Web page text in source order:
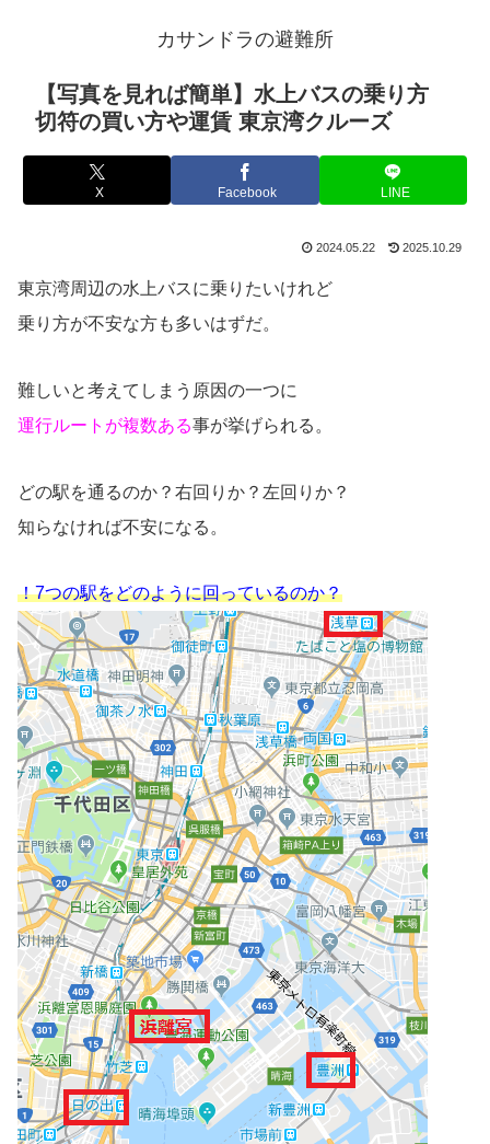
カサンドラの避難所
【写真を見れば簡単】水上バスの乗り方
切符の買い方や運賃 東京湾クルーズ
X Facebook LINE
2024.05.22 2025.10.29
東京湾周辺の水上バスに乗りたいけれど
乗り方が不安な方も多いはずだ。
難しいと考えてしまう原因の一つに
運行ルートが複数ある事が挙げられる。
どの駅を通るのか？右回りか？左回りか？
知らなければ不安になる。
！7つの駅をどのように回っているのか？